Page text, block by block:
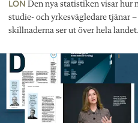
LÖN Den nya statistiken visar hur
studie- och yrkesvägledare tjänar
skillnaderna ser ut över hela landet.